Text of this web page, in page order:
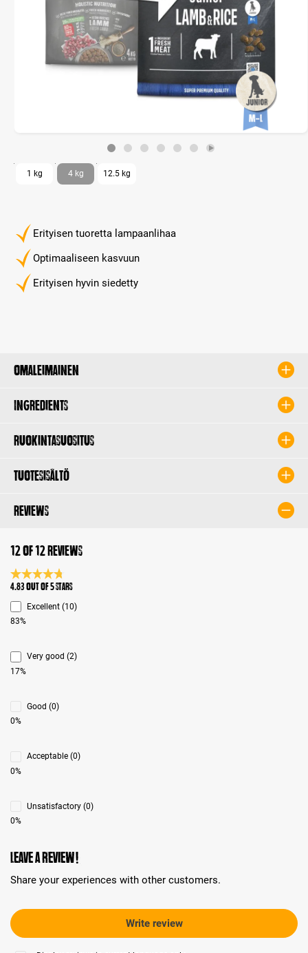
Erityisen tuoretta lampaanlihaa
Optimaaliseen kasvuun
Erityisen hyvin siedetty
1 kg 4 kg 12.5 kg
Omaleimainen
Ingredients
Ruokintasuositus
Tuotesisältö
Reviews
12 of 12 reviews
Average rating 4.8 of 5 Stars
4.83 out of 5 stars
Excellent (10)
83%
Very good (2)
17%
Good (0)
0%
Acceptable (0)
0%
Unsatisfactory (0)
0%
Leave a review!
Share your experiences with other customers.
Write review